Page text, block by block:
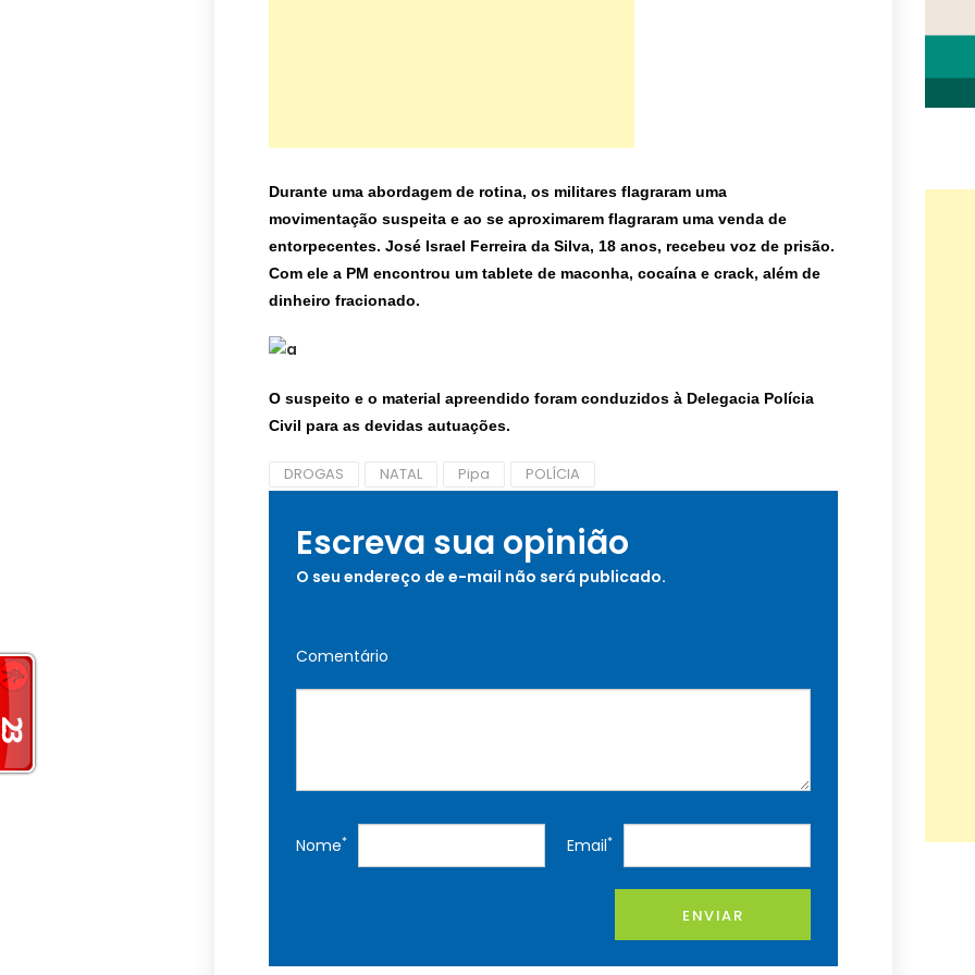
Durante uma abordagem de rotina, os militares flagraram uma
movimentação suspeita e ao se aproximarem flagraram uma venda de
entorpecentes. José Israel Ferreira da Silva, 18 anos, recebeu voz de prisão.
Com ele a PM encontrou um tablete de maconha, cocaína e crack, além de
dinheiro fracionado.
O suspeito e o material apreendido foram conduzidos à Delegacia Polícia
Civil para as devidas autuações.
DROGAS NATAL Pipa POLÍCIA
Escreva sua opinião
O seu endereço de e-mail não será publicado.
Comentário
Nome* Email*
ENVIAR